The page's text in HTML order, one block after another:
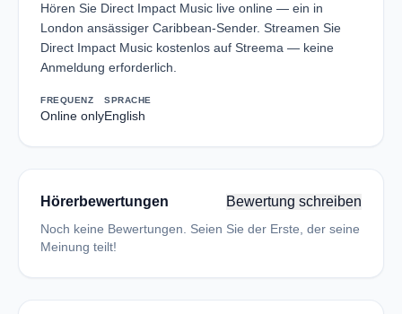
Hören Sie Direct Impact Music live online — ein in
London ansässiger Caribbean-Sender. Streamen Sie
Direct Impact Music kostenlos auf Streema — keine
Anmeldung erforderlich.
FREQUENZ
Online only
SPRACHE
English
Hörerbewertungen Bewertung schreiben
Noch keine Bewertungen. Seien Sie der Erste, der seine
Meinung teilt!